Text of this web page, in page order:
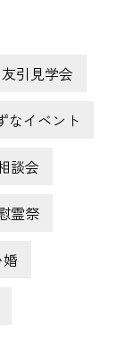
友引見学会
なイベント
談会
霊祭